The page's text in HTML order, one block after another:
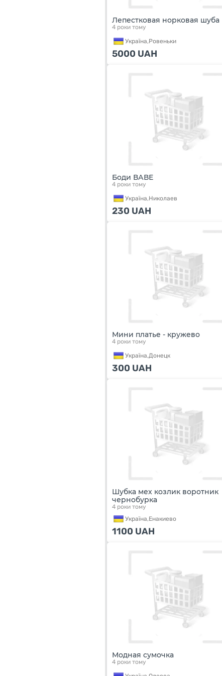
Лепестковая норковая шуба
4 роки тому
Україна,Ровеньки
5000 UAH
Боди ВАВЕ
4 роки тому
Україна,Николаев
230 UAH
Мини платье - кружево
4 роки тому
Україна,Донецк
300 UAH
Шубка мех козлик воротник
чернобурка
4 роки тому
Україна,Енакиево
1100 UAH
Модная сумочка
4 роки тому